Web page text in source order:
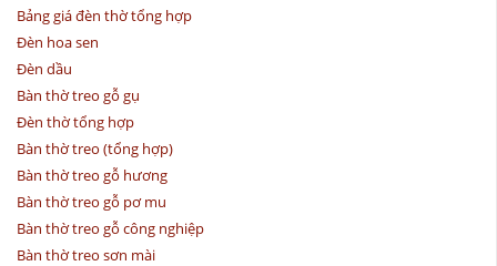
Bảng giá đèn thờ tổng hợp
Đèn hoa sen
Đèn dầu
Bàn thờ treo gỗ gụ
Đèn thờ tổng hợp
Bàn thờ treo (tổng hợp)
Bàn thờ treo gỗ hương
Bàn thờ treo gỗ pơ mu
Bàn thờ treo gỗ công nghiệp
Bàn thờ treo sơn mài